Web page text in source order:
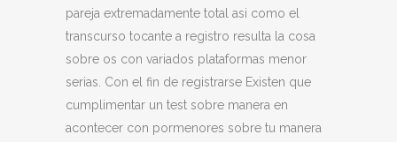
pareja extremadamente total asi­ como el
transcurso tocante a registro resulta la cosa
sobre os con variados plataformas menor
serias. Con el fin de registrarse Existen que
cumplimentar un test sobre manera en
acontecer con pormenores sobre tu manera